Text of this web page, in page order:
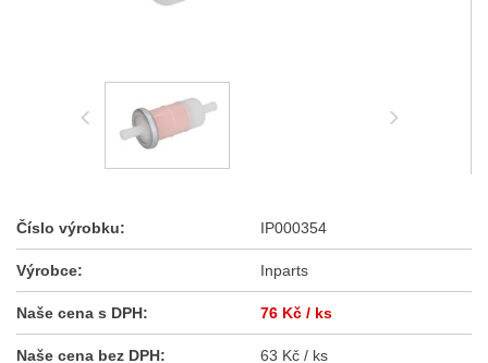
Číslo výrobku: IP000354
Výrobce: Inparts
Naše cena s DPH: 76 Kč / ks
Naše cena bez DPH: 63 Kč / ks